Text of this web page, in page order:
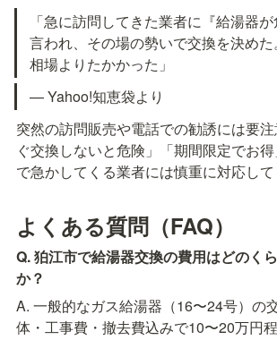
「急に訪問してきた業者に『給湯器
言われ、その場の勢いで交換を決め
相場よりたかかった」
— Yahoo!知恵袋より
突然の訪問販売や電話での勧誘には要
ぐ交換しないと危険」「期間限定でお
で急かしてくる業者には慎重に対応して
よくある質問（FAQ）
Q. 狛江市で給湯器交換の費用はどのく
か？
A. 一般的なガス給湯器（16〜24号）の
体・工事費・撤去費込みで10〜20万円程